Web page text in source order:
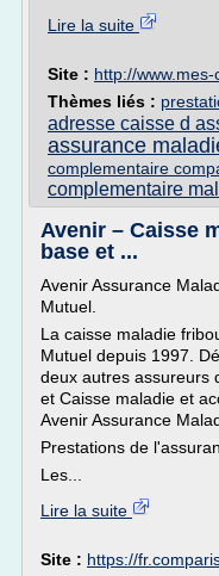
Lire la suite
Site : http://
Thèmes liés :
adresse caisse d
assurance
complementaire
complementaire
Avenir – Caisse
base et ...
Avenir Assurance
Mutuel.
La caisse maladie
Mutuel depuis 1997.
deux autres assureurs
et Caisse maladie et
Avenir Assurance
Prestations de
Les...
Lire la suite
Site : https://